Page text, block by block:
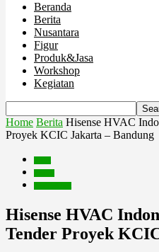
Beranda
Berita
Nusantara
Figur
Produk&Jasa
Workshop
Kegiatan
Home Berita Hisense HVAC
Proyek KCIC Jakarta – Bandung
Hisense HVAC
Tender Proyek